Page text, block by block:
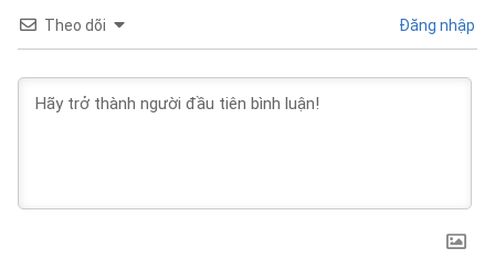
Theo dõi Đăng nhập